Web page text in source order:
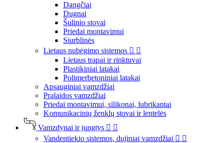
Dangčiai
Dugnai
Šulinio stovai
Priedai montavimui
Siurblinės
Lietaus nubėgimo sistemos  
Lietaus trapai ir rinktuvai
Plastikiniai latakai
Polimerbetoniniai latakai
Apsauginiai vamzdžiai
Pralaidos vamzdžiai
Priedai montavimui, silikonai, lubrikantai
Komunikacinių ženklų stovai ir lentelės
Vamzdynai ir jungtys  
Vandentiekio sistemos, dujiniai vamzdžiai  